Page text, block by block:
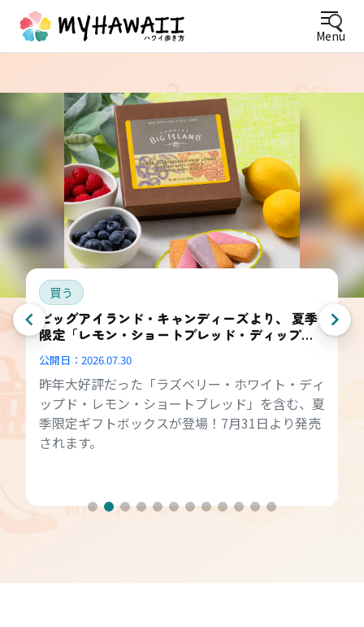
Menu
買う
ビッグアイランド・キャンディーズより、 夏季
限定「レモン・ショートブレッド・ディップ
公開日： 2026.07.30
昨年大好評だった「ラズベリー・ホワイト・ディ
ップド・レモン・ショートブレッド」を含む、夏
季限定ギフトボックスが登場！7月31日より発売
されます。